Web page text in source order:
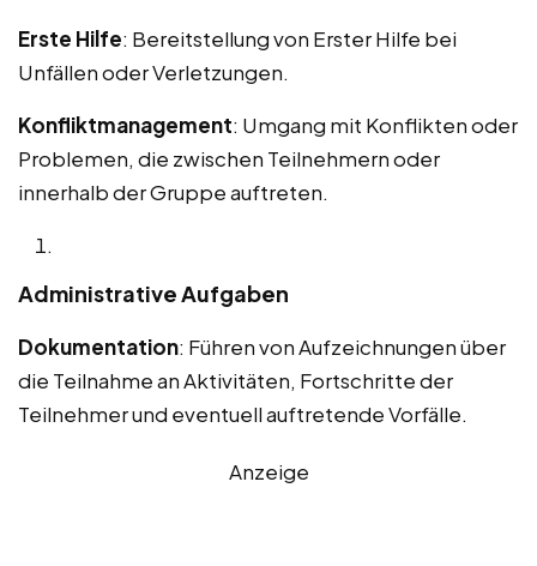
Erste Hilfe: Bereitstellung von Erster Hilfe bei
Unfällen oder Verletzungen.
Konfliktmanagement: Umgang mit Konflikten oder
Problemen, die zwischen Teilnehmern oder
innerhalb der Gruppe auftreten.
Administrative Aufgaben
Dokumentation: Führen von Aufzeichnungen über
die Teilnahme an Aktivitäten, Fortschritte der
Teilnehmer und eventuell auftretende Vorfälle.
Anzeige